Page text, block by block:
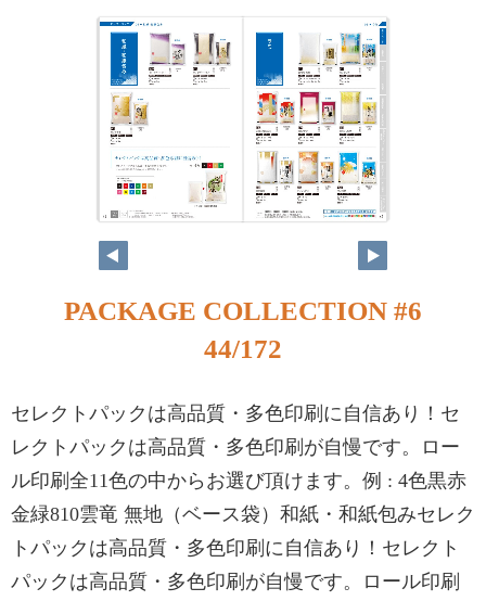
PACKAGE COLLECTION #6
44/172
セレクトパックは高品質・多色印刷に自信あり！セ
レクトパックは高品質・多色印刷が自慢です。ロー
ル印刷全11色の中からお選び頂けます。例 : 4色黒赤
金緑810雲竜 無地（ベース袋）和紙・和紙包みセレク
トパックは高品質・多色印刷に自信あり！セレクト
パックは高品質・多色印刷が自慢です。ロール印刷